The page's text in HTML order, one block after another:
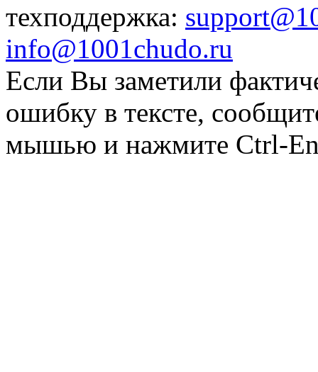
техподдержка:
info@1001chudo.ru
Если Вы заметили
ошибку в тексте,
мышью и нажмите Ctrl-